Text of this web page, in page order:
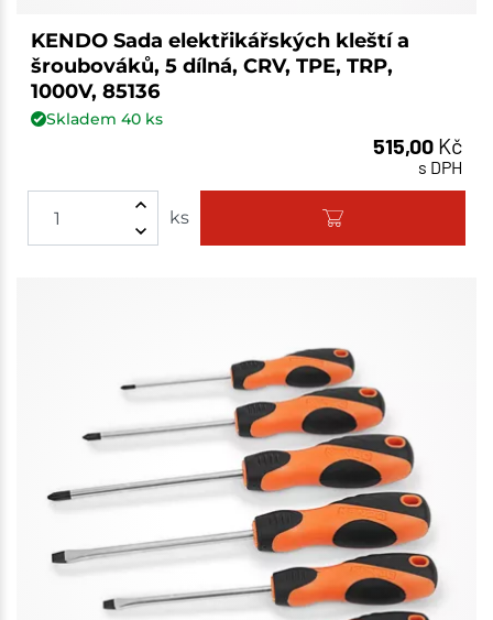
KENDO Sada elektřikářských kleští a
šroubováků, 5 dílná, CRV, TPE, TRP,
1000V, 85136
Skladem 40ks
515,00 Kč
s DPH
ks